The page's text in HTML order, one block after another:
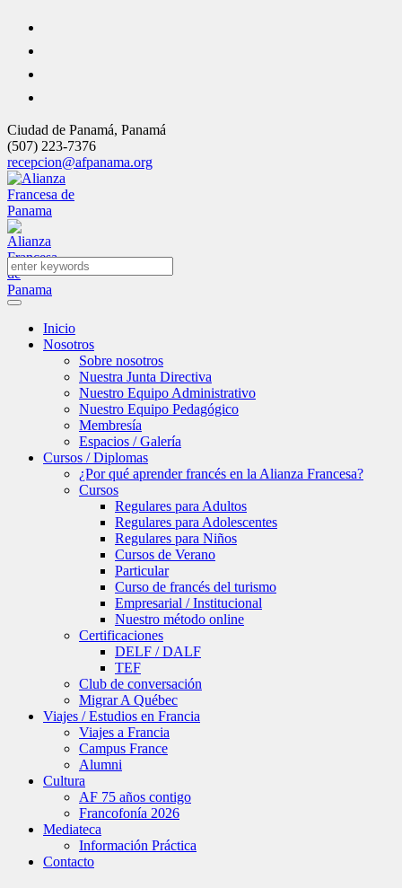
Ciudad de Panamá, Panamá
(507) 223-7376
recepcion@afpanama.org
Inicio
Nosotros
Sobre nosotros
Nuestra Junta Directiva
Nuestro Equipo Administrativo
Nuestro Equipo Pedagógico
Membresía
Espacios / Galería
Cursos / Diplomas
¿Por qué aprender francés en la Alianza Francesa?
Cursos
Regulares para Adultos
Regulares para Adolescentes
Regulares para Niños
Cursos de Verano
Particular
Curso de francés del turismo
Empresarial / Institucional
Nuestro método online
Certificaciones
DELF / DALF
TEF
Club de conversación
Migrar A Québec
Viajes / Estudios en Francia
Viajes a Francia
Campus France
Alumni
Cultura
AF 75 años contigo
Francofonía 2026
Mediateca
Información Práctica
Contacto